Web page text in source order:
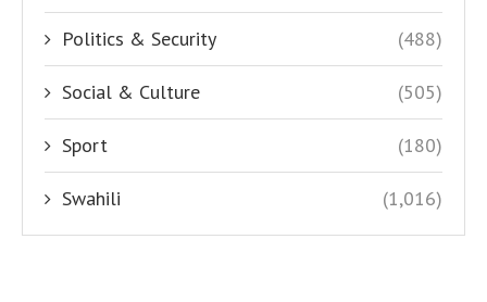
Politics & Security (488)
Social & Culture (505)
Sport (180)
Swahili (1,016)